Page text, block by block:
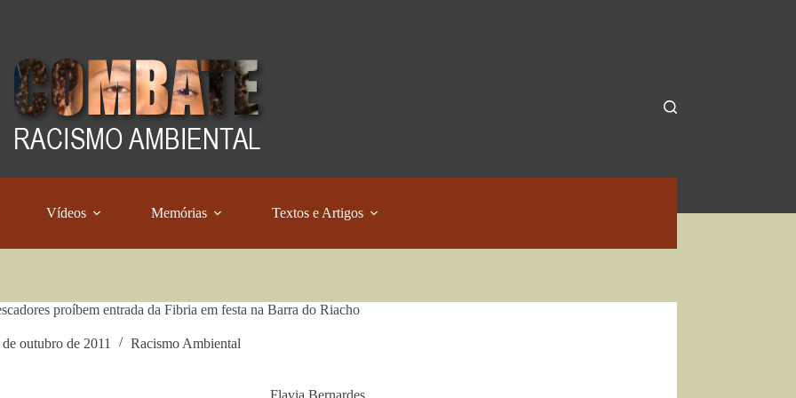
Vídeos Memórias Textos e Artigos
proíbem entrada da Fibria em festa na Barra do Riacho
outubro de 2011 Racismo Ambiental
Flavia Bernardes